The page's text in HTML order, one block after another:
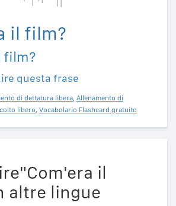
il film?
film?
questa frase
di dettatura libera, Allenamento di
libero, Vocabolario Flashcard gratuito
il
altre lingue